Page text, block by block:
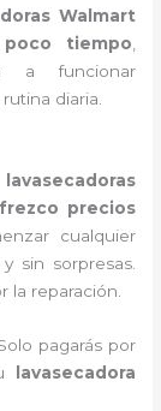
Walmart
tiempo
a funcionar
diaria.
precios
cualquier
y sin sorpresas.
la reparación.
pagarás por
lavasecadora